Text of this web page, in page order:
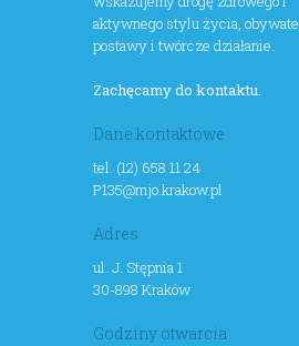
aktywnego stylu życia,
postawy i twórcze działanie.
Zachęcamy do kontaktu.
Dane kontaktowe
tel. (12) 658 11 24
P135@mjo.krakow.pl
Adres
ul. J. Stępnia 1
30-898 Kraków
Godziny otwarcia